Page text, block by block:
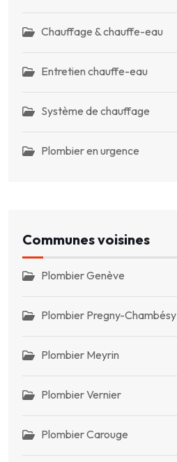
Chauffage & chauffe-eau
Entretien chauffe-eau
Système de chauffage
Plombier en urgence
Communes voisines
Plombier Genève
Plombier Pregny-Chambésy
Plombier Meyrin
Plombier Vernier
Plombier Carouge